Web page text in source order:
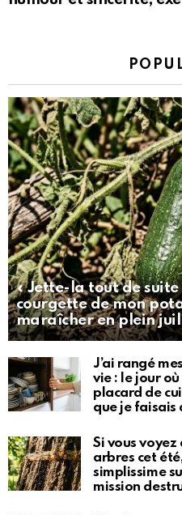
« Jette-la tout de suite
courgette de mon
maraîcher en plein
J’ai rangé
vie : le jour
placard de
que je faisais
Si vous
arbres cet
simplissime
mission